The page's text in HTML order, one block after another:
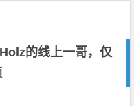
的线上一哥，仅